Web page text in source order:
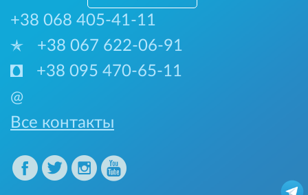
+38 068 405-41-11
+38 067 622-06-91
+38 095 470-65-11
@
Все контакты